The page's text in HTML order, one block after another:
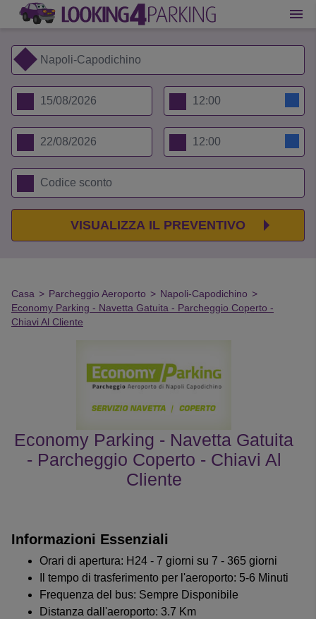
Casa > Parcheggio Aeroporto > Napoli-Capodichino >
Economy Parking - Navetta Gatuita - Parcheggio Coperto -
Chiavi Al Cliente
Economy Parking - Navetta Gatuita
- Parcheggio Coperto - Chiavi Al
Cliente
Informazioni Essenziali
Orari di apertura: H24 - 7 giorni su 7 - 365 giorni
Il tempo di trasferimento per l'aeroporto: 5-6 Minuti
Frequenza del bus: Sempre Disponibile
Distanza dall'aeroporto: 3.7 Km
VISUALIZZA IL PREVENTIVO